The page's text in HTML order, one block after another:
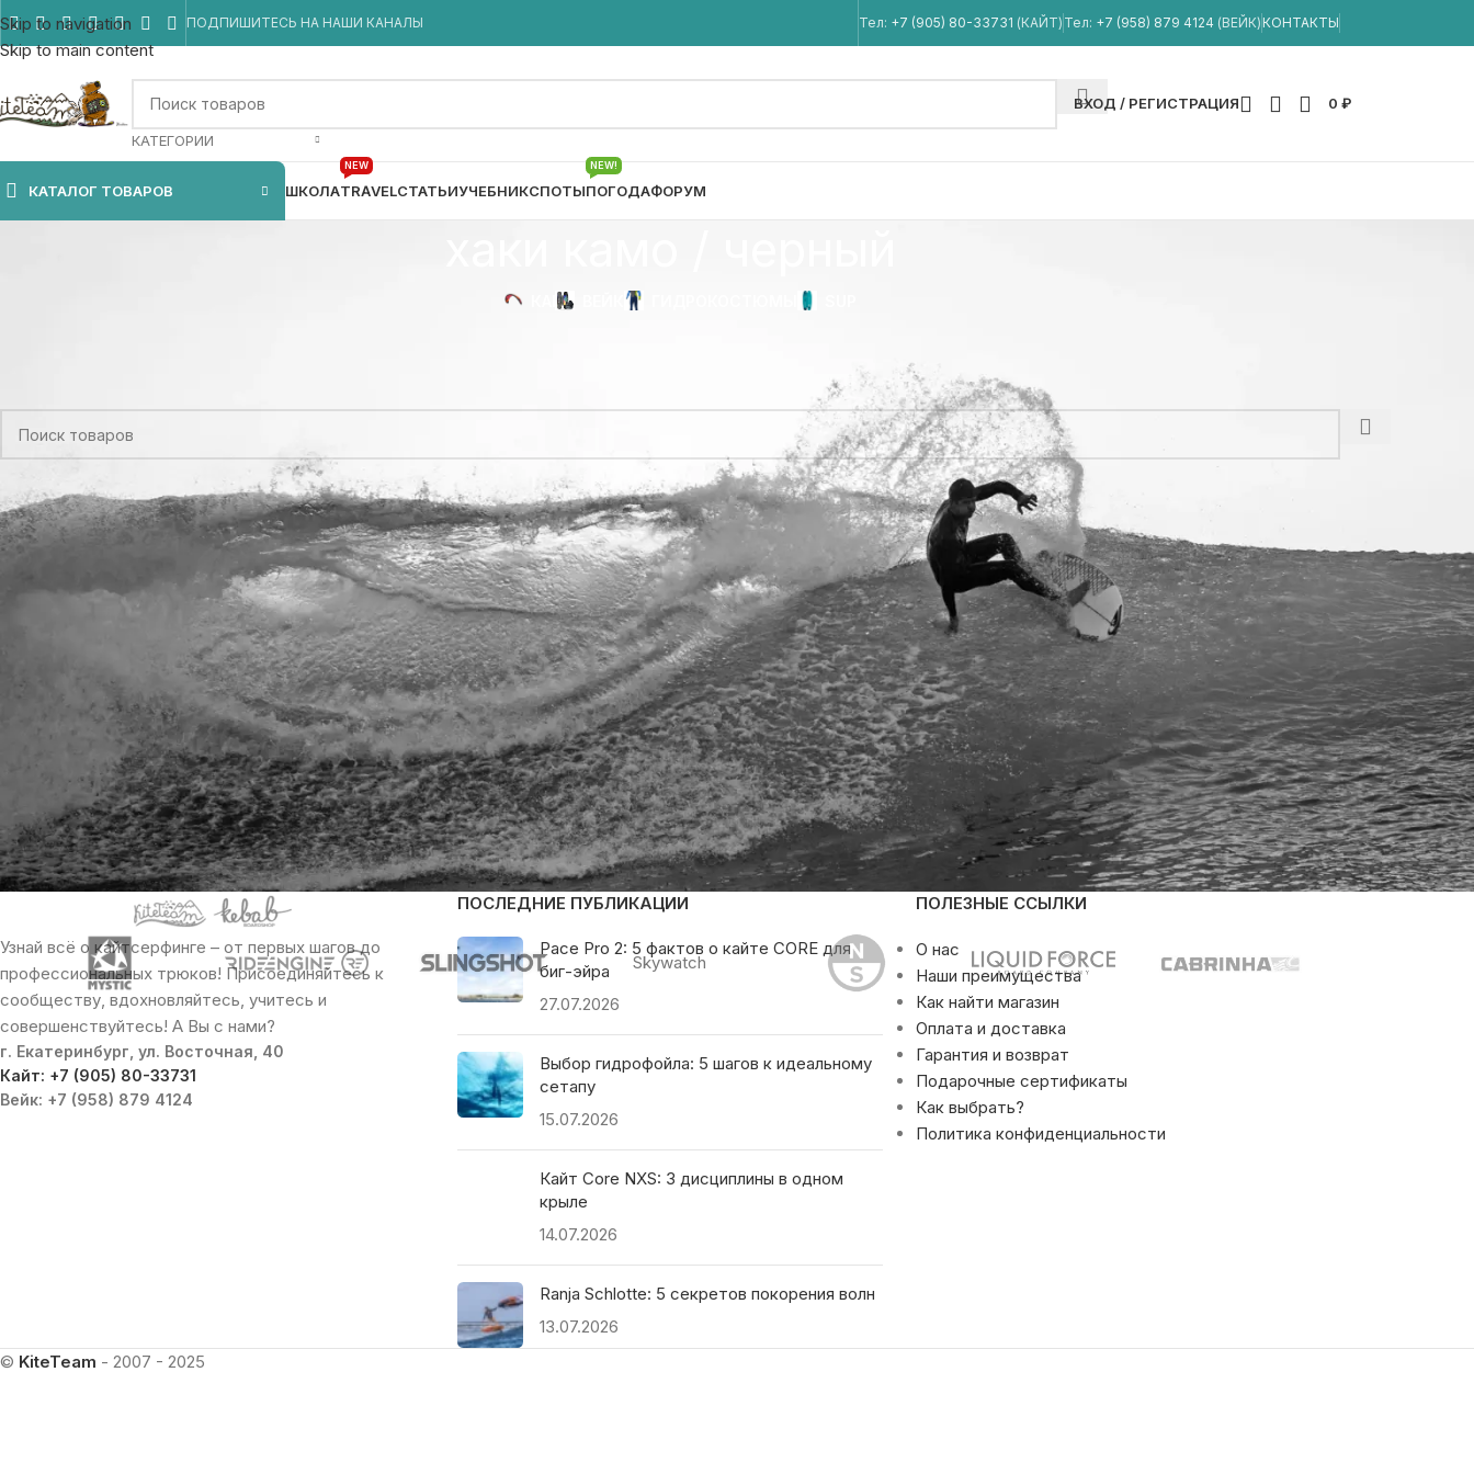
Skip to navigation
Skip to main content
ПОДПИШИТЕСЬ НА НАШИ КАНАЛЫ
Тел: +7 (905) 80-33731 (КАЙТ) Тел: +7 (958) 879 4124 (ВЕЙК) КОНТАКТЫ
КАТЕГОРИИ
ВХОД / РЕГИСТРАЦИЯ 0 ₽
КАТАЛОГ ТОВАРОВ ШКОЛАTRAVEL
NEW
СТАТЬИУЧЕБНИКСПОТЫПОГОДА
NEW!
ФОРУМ
КАЙТ
Skywatch
Узнай всё о кайтсерфинге – от первых шагов до
профессиональных трюков! Присоединяйтесь к
сообществу, вдохновляйтесь, учитесь и
совершенствуйтесь! А Вы с нами?
г. Екатеринбург, ул. Восточная, 40
Кайт: +7 (905) 80-33731
Вейк: +7 (958) 879 4124
ПОСЛЕДНИЕ ПУБЛИКАЦИИ
Pace Pro 2: 5 фактов о кайте CORE для
биг-эйра
27.07.2026
Выбор гидрофойла: 5 шагов к идеальному
сетапу
15.07.2026
Кайт Core NXS: 3 дисциплины в одном
крыле
14.07.2026
Ranja Schlotte: 5 секретов покорения волн
13.07.2026
ПОЛЕЗНЫЕ ССЫЛКИ
О нас
Наши преимущества
Как найти магазин
Оплата и доставка
Гарантия и возврат
Подарочные сертификаты
Как выбрать?
Политика конфиденциальности
© KiteTeam - 2007 - 2025